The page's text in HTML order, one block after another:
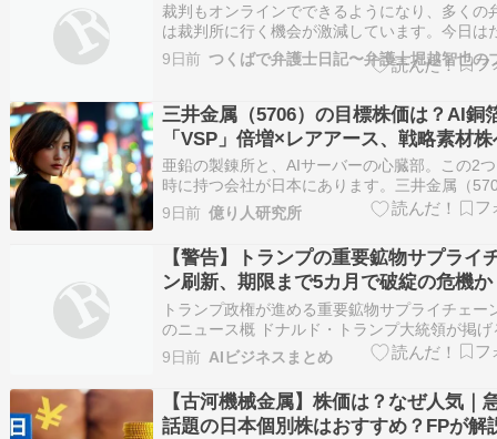
裁判もオンラインでできるようになり、多くの
は裁判所に行く機会が激減しています。今日は
ま午前午後とも裁判所に用があり、数人の同業
知人と会いました。まず「久しぶり」となるの
同士で今日急落した日経平均株価の話になる
9日前 つくばで弁護士日記〜弁護士堀越智也の
三井金属（5706）の目標株価は？AI銅
「VSP」倍増×レアアース、戦略素材
変貌を3シナリオで分析
亜鉛の製錬所と、AIサーバーの心臓部。この2
時に持つ会社が日本にあります。三井金属（
──非鉄金属の老舗でありながら、AIサーバー向
機能銅箔で世界の先頭を走り、日経が「株価10
ROIC優等生」と評した変貌中の企業です。 直
は営業利益+75%で過去最高…
9日前 億り人研究所
【警告】トランプの重要鉱物サプライ
ン刷新、期限まで5カ月で破綻の危機か
トランプ政権が進める重要鉱物サプライチェー
のニュース概 ドナルド・トランプ大統領が掲げ
鉱物の対中依存からの脱却という方針が、厳し
に直面しています。 アメリカの鉱山業者や加工
は、この短期間での供給体制の構築に追いつい
いのが現状です。 政権に復帰したトラン…
9日前 AIビジネスまとめ
【古河機械金属】株価は？なぜ人気｜
話題の日本個別株はおすすめ？FPが解